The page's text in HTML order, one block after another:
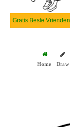
Gratis Beste Vrienden
Home Draw